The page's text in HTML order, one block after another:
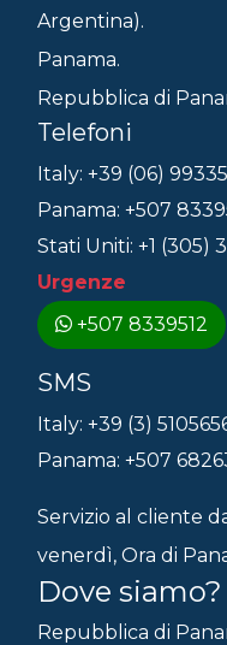
Argentina).
Panama.
Repubblica di
Telefoni
Italy: +39 (06)
Panama: +507
Stati Uniti: +1 (305)
Urgenze
+507 8339512
SMS
Italy: +39 (3)
Panama: +507
Servizio al cliente
venerdì, Ora di
Dove siamo?
Repubblica di